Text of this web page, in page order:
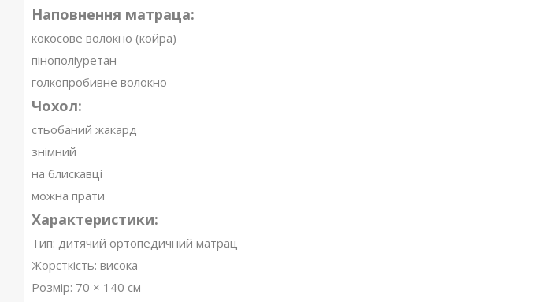
Наповнення матраца:
кокосове волокно (койра)
пінополіуретан
голкопробивне волокно
Чохол:
стьобаний жакард
знімний
на блискавці
можна прати
Характеристики:
Тип: дитячий ортопедичний матрац
Жорсткість: висока
Розмір: 70 × 140 см